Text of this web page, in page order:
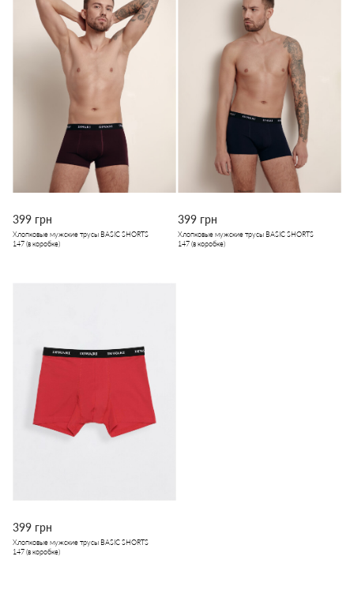
399 грн
Хлопковые мужские трусы BASIC SHORTS
147 (в коробке)
399 грн
Хлопковые мужские трусы BASIC SHORTS
147 (в коробке)
399 грн
Хлопковые мужские трусы BASIC SHORTS
147 (в коробке)